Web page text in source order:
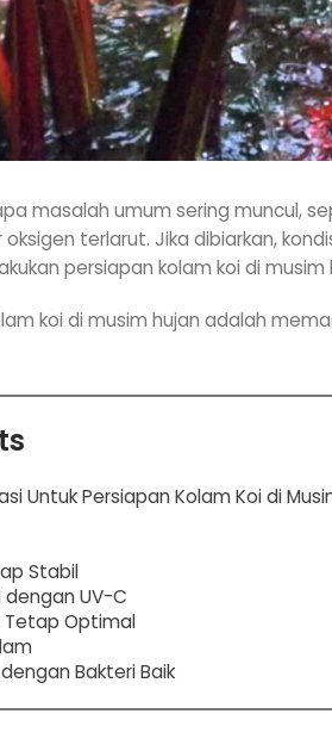
masalah umum sering muncul,
terlarut. Jika dibiarkan,
persiapan kolam koi di musim
koi di musim hujan adalah
Untuk Persiapan Kolam Koi di
Stabil
dengan UV-C
Tetap Optimal
Bakteri Baik